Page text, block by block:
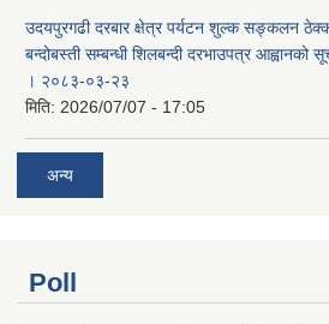
उदयपुरगढी दरबार क्षेत्र पर्यटन शुल्क सङ्कलन
बन्दोबस्ती सम्बन्धी शिलबन्दी दरभाउपत्र आह्वानको
। २०८३-०३-२३
मिति: 2026/07/07 - 17:05
अन्य
Poll